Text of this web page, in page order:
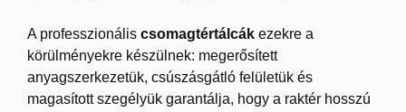
A professzionális csomagtértálcák ezekre a
körülményekre készülnek: megerősített
anyagszerkezetük, csúszásgátló felületük és
magasított szegélyük garantálja, hogy a raktér hosszú